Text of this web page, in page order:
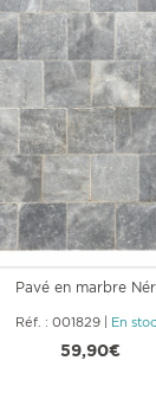
Pavé en marbre
Réf. : 001829 En
59,90€